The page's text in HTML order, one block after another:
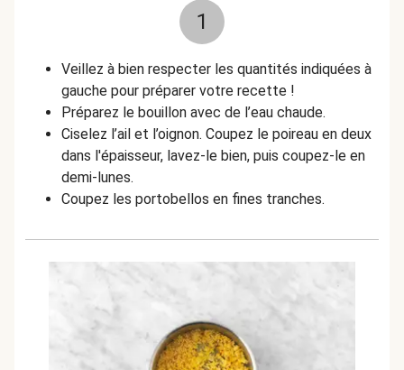
1
Veillez à bien respecter les quantités indiquées à
gauche pour préparer votre recette !
Préparez le bouillon avec de l’eau chaude.
Ciselez l’ail et l’oignon. Coupez le poireau en deux
dans l'épaisseur, lavez-le bien, puis coupez-le en
demi-lunes.
Coupez les portobellos en fines tranches.